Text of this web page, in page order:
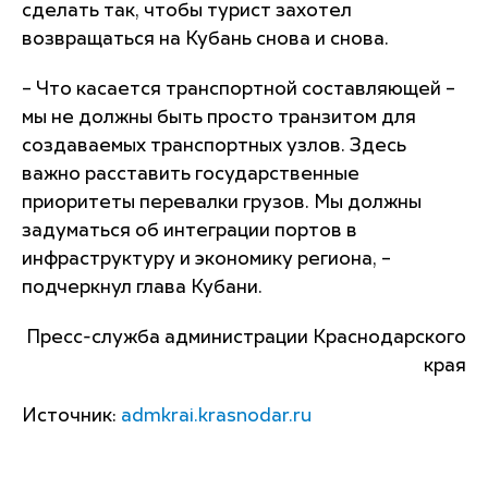
сделать так, чтобы турист захотел
возвращаться на Кубань снова и снова.
– Что касается транспортной составляющей –
мы не должны быть просто транзитом для
создаваемых транспортных узлов. Здесь
важно расставить государственные
приоритеты перевалки грузов. Мы должны
задуматься об интеграции портов в
инфраструктуру и экономику региона, –
подчеркнул глава Кубани.
Пресс-служба администрации Краснодарского
края
Источник: admkrai.krasnodar.ru